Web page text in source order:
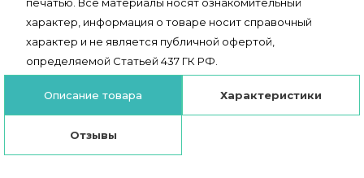
характер, информация о товаре носит справочный
характер и не является публичной офертой,
определяемой Статьей 437 ГК РФ.
Описание товара Характеристики
Отзывы